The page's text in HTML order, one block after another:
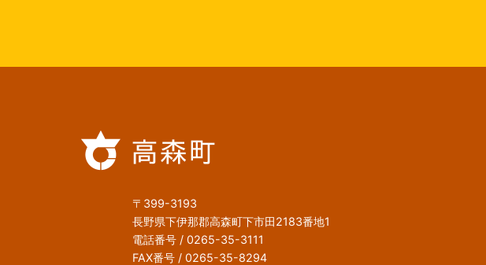
〒399-3193
長野県下伊那郡高森町下市田2183番地1
電話番号 / 0265-35-3111
FAX番号 / 0265-35-8294